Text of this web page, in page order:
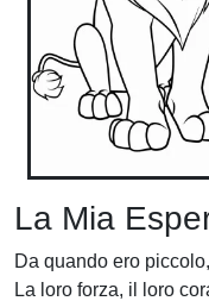
La Mia
Da quando ero
La loro forza, il loro